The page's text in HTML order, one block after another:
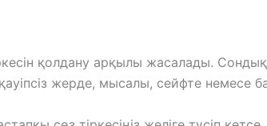
қолдану арқылы жасалады.
жерде, мысалы, сейфте немесе